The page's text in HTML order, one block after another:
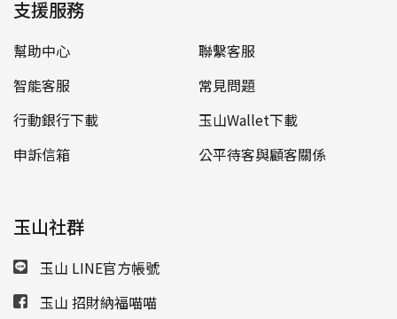
支援服務
幫助中心
聯繫客服
智能客服
常見問題
行動銀行下載
玉山Wallet下載
申訴信箱
公平待客與顧客關係
玉山社群
玉山 LINE官方帳號
玉山 招財納福喵喵